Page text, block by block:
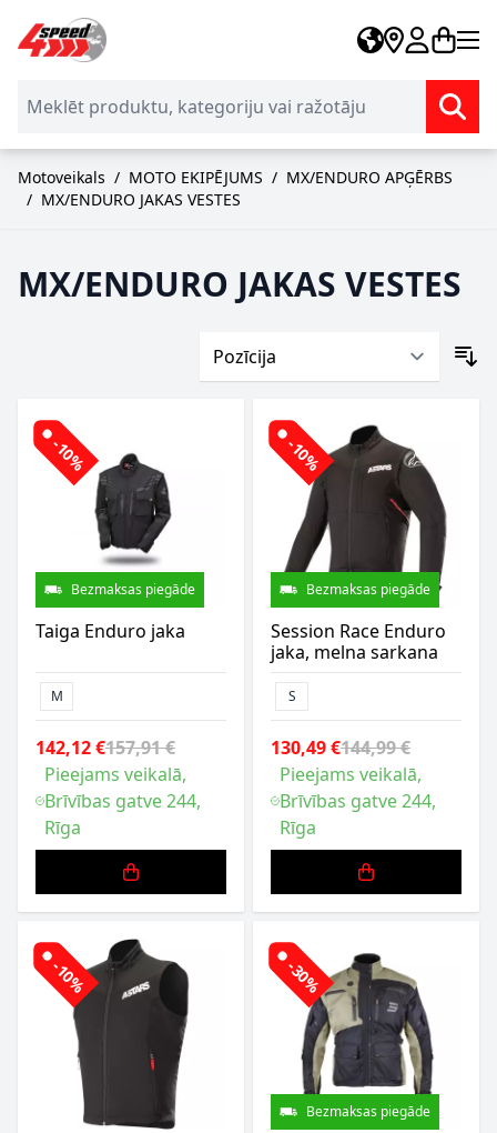
Skip to Content
Motoveikals / MOTO EKIPĒJUMS / MX/ENDURO APĢĒRBS
/ MX/ENDURO JAKAS VESTES
MX/ENDURO JAKAS VESTES
-10%
Bezmaksas piegāde
Taiga Enduro jaka
M
142,12 €157,91 €
Pieejams veikalā,
Brīvības gatve 244,
Rīga
-10%
Bezmaksas piegāde
Session Race Enduro
jaka, melna sarkana
S
130,49 €144,99 €
Pieejams veikalā,
Brīvības gatve 244,
Rīga
-10% -30%
Bezmaksas piegāde